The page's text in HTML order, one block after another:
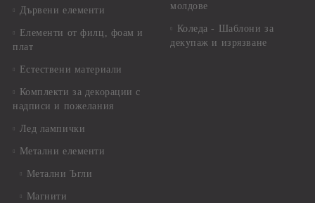
Дървени елементи
Елементи от филц, фоам и
плат
Естествени материали
Комплекти за декорации с
надписи и пожелания
Лед лампички
Метални елементи
Метални Ъгли
Магнити
молдове
Коледа - Шаблони за
декупаж и изрязване